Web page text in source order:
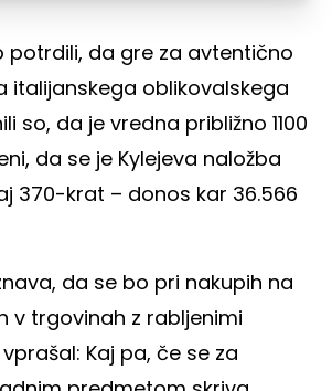
potrdili, da gre za avtentično
italijanskega oblikovalskega
so, da je vredna približno 1100
da se je Kylejeva naložba
370-krat – donos kar 36.566
da se bo pri nakupih na
v trgovinah z rabljenimi
Kaj pa, če se za